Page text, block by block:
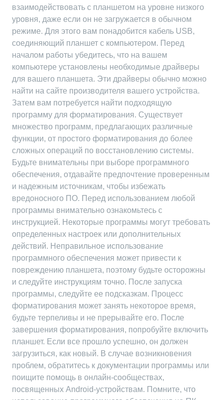
взаимодействовать с планшетом на уровне низкого
уровня, даже если он не загружается в обычном
режиме. Для этого вам понадобится кабель USB,
соединяющий планшет с компьютером. Перед
началом работы убедитесь, что на вашем
компьютере установлены необходимые драйверы
для вашего планшета. Эти драйверы обычно можно
найти на сайте производителя вашего устройства.
Затем вам потребуется найти подходящую
программу для форматирования. Существует
множество программ, предлагающих различные
функции, от простого форматирования до более
сложных операций по восстановлению системы.
Будьте внимательны при выборе программного
обеспечения, отдавайте предпочтение проверенным
и надежным источникам, чтобы избежать
вредоносного ПО. Перед использованием любой
программы внимательно ознакомьтесь с
инструкцией. Некоторые программы могут требовать
определенных настроек или дополнительных
действий. Неправильное использование
программного обеспечения может привести к
повреждению планшета, поэтому будьте осторожны
и следуйте инструкциям точно. После запуска
программы, следуйте ее подсказкам. Процесс
форматирования может занять некоторое время,
будьте терпеливы и не прерывайте его. После
завершения форматирования, попробуйте включить
планшет. Если все прошло успешно, он должен
загрузиться, как новый. В случае возникновения
проблем, обратитесь к документации программы или
поищите помощь в онлайн-сообществах,
посвященных Android-устройствам. Помните, что